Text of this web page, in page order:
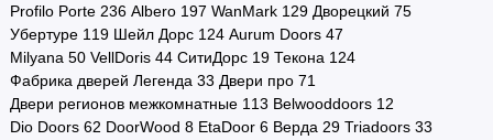
Тип полотна
Размер
Profilo Porte 236 Albero 197 WanMark 129 Дворецкий 75
Убертуре 119 Шейл Дорс 124 Aurum Doors 47
Milyana 50 VellDoris 44 СитиДорс 19 Текона 124
Фабрика дверей Легенда 33 Двери про 71
Двери регионов межкомнатные 113 Belwooddoors 12
Dio Doors 62 DoorWood 8 EtaDoor 6 Верда 29 Triadoors 33